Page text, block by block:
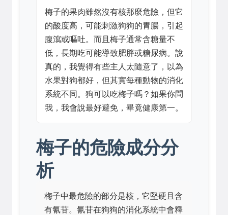
梅子的果肉雖然沒有核那麼危險，但它
的酸度高，可能刺激狗狗的胃腸，引起
腹瀉或嘔吐。而且梅子通常含糖量不
低，長期吃可能導致肥胖或糖尿病。說
真的，我覺得有些主人太隨意了，以為
水果對狗都好，但其實每種動物的消化
系統不同。狗可以吃梅子嗎？如果你問
我，我會說最好避免，畢竟健康第一。
梅子的危險成分分
析
梅子中最危險的部分是核，它堅硬且含
有氰苷。氰苷在狗狗的消化系統中會釋